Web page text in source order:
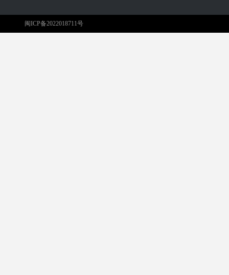
闽ICP备2022018711号